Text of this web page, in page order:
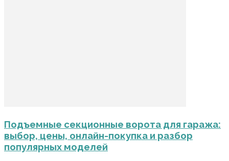
Подъемные секционные ворота для гаража:
выбор, цены, онлайн-покупка и разбор
популярных моделей